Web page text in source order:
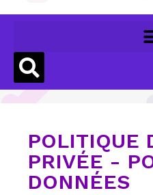
POLITIQUE
PRIVÉE -
DONNÉES